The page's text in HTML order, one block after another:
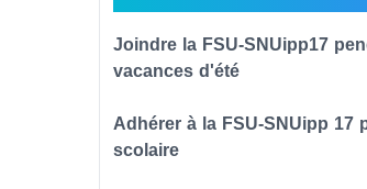
Joindre la FSU-SNUipp17
vacances d'été
Adhérer à la FSU-SNUipp 17
scolaire